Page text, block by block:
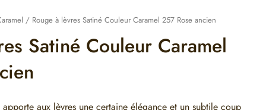
/ Rouge à lèvres Satiné Couleur Caramel 257 Rose ancien
Satiné Couleur Caramel
aux lèvres une certaine élégance et un subtile coup